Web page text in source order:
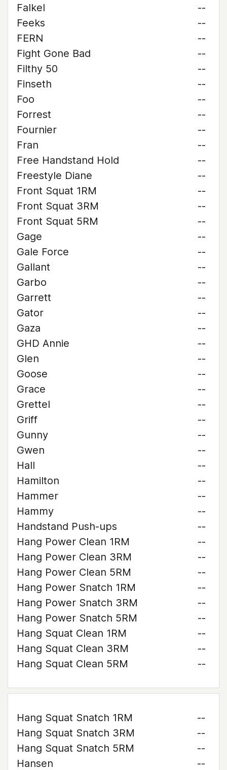
Falkel
--
Feeks
--
FERN
--
Fight Gone Bad
--
Filthy 50
--
Finseth
--
Foo
--
Forrest
--
Fournier
--
Fran
--
Free Handstand Hold
--
Freestyle Diane
--
Front Squat 1RM
--
Front Squat 3RM
--
Front Squat 5RM
--
Gage
--
Gale Force
--
Gallant
--
Garbo
--
Garrett
--
Gator
--
Gaza
--
GHD Annie
--
Glen
--
Goose
--
Grace
--
Grettel
--
Griff
--
Gunny
--
Gwen
--
Hall
--
Hamilton
--
Hammer
--
Hammy
--
Handstand Push-ups
--
Hang Power Clean 1RM
--
Hang Power Clean 3RM
--
Hang Power Clean 5RM
--
Hang Power Snatch 1RM
--
Hang Power Snatch 3RM
--
Hang Power Snatch 5RM
--
Hang Squat Clean 1RM
--
Hang Squat Clean 3RM
--
Hang Squat Clean 5RM
--
Hang Squat Snatch 1RM
--
Hang Squat Snatch 3RM
--
Hang Squat Snatch 5RM
--
Hansen
--